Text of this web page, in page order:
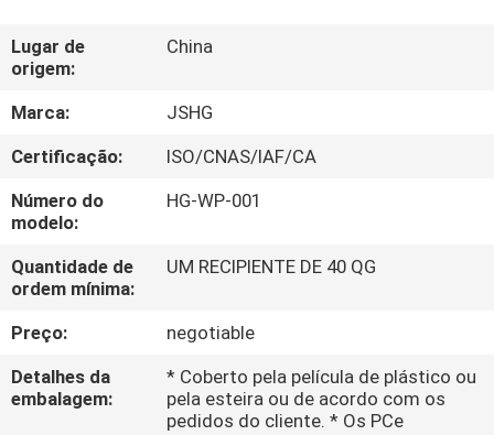
SHOW
DE
RV
SOBRE
NÓS
EXCURSÃO
DA
FÁBRICA
Lugar de
origem:
China
Marca:
JSHG
Certificação:
ISO/CNAS/IAF/CA
Número do
modelo:
HG-WP-001
Quantidade de
ordem mínima:
UM RECIPIENTE DE 40 QG
Preço:
negotiable
Detalhes da
embalagem:
* Coberto pela película de plástico ou
pela esteira ou de acordo com os
pedidos do cliente. * Os PCe